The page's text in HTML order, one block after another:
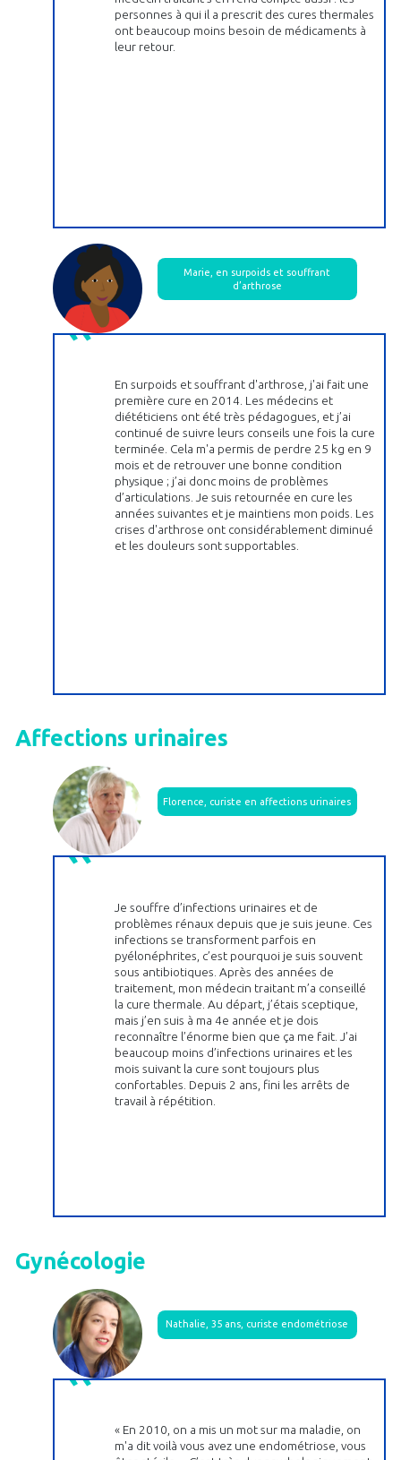
personnes à qui il a prescrit des cures thermales
ont beaucoup moins besoin de médicaments à
leur retour.
Marie, en surpoids et souffrant
d’arthrose
En surpoids et souffrant d'arthrose, j'ai fait une
première cure en 2014. Les médecins et
diététiciens ont été très pédagogues, et j’ai
continué de suivre leurs conseils une fois la cure
terminée. Cela m'a permis de perdre 25 kg en 9
mois et de retrouver une bonne condition
physique ; j’ai donc moins de problèmes
d’articulations. Je suis retournée en cure les
années suivantes et je maintiens mon poids. Les
crises d'arthrose ont considérablement diminué
et les douleurs sont supportables.
Affections urinaires
Florence, curiste en affections urinaires
Je souffre d’infections urinaires et de
problèmes rénaux depuis que je suis jeune. Ces
infections se transforment parfois en
pyélonéphrites, c’est pourquoi je suis souvent
sous antibiotiques. Après des années de
traitement, mon médecin traitant m’a conseillé
la cure thermale. Au départ, j’étais sceptique,
mais j’en suis à ma 4e année et je dois
reconnaître l’énorme bien que ça me fait. J’ai
beaucoup moins d’infections urinaires et les
mois suivant la cure sont toujours plus
confortables. Depuis 2 ans, fini les arrêts de
travail à répétition.
Gynécologie
Nathalie, 35 ans, curiste endométriose
« En 2010, on a mis un mot sur ma maladie, on
m'a dit voilà vous avez une endométriose, vous